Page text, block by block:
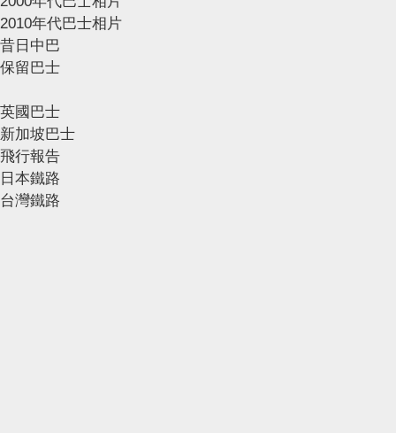
2010年代巴士相片
昔日中巴
保留巴士
英國巴士
新加坡巴士
飛行報告
日本鐵路
台灣鐵路